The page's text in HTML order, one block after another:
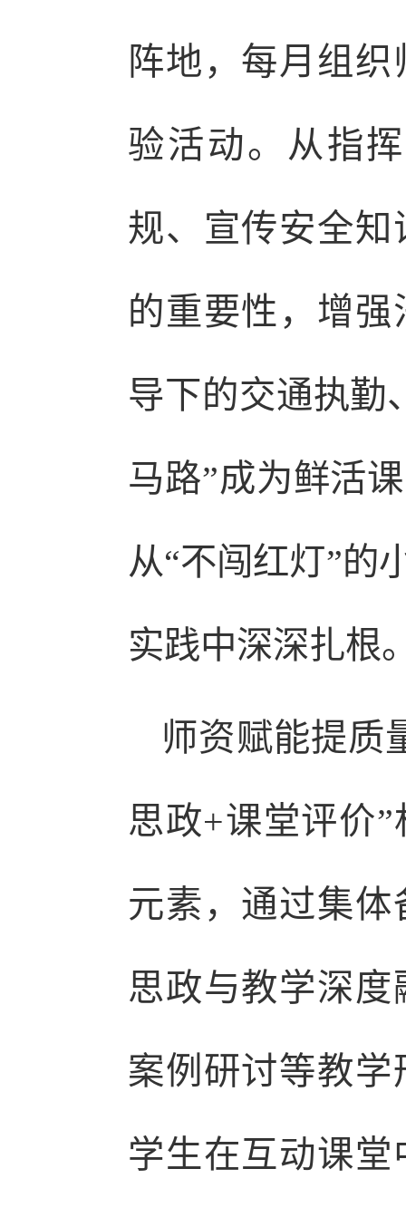
阵地，每月组
验活动。从指
规、宣传安全
的重要性，增
导下的交通执勤
马路”成为鲜活
从“不闯红灯”的
实践中深深扎根
师资赋能提
思政+课堂评价
元素，通过集
思政与教学深
案例研讨等教
学生在互动课